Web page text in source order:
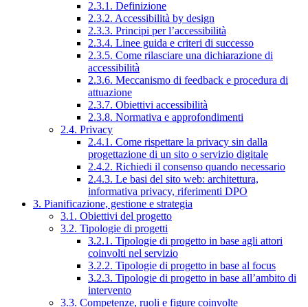
2.3.1. Definizione
2.3.2. Accessibilità by design
2.3.3. Principi per l’accessibilità
2.3.4. Linee guida e criteri di successo
2.3.5. Come rilasciare una dichiarazione di
accessibilità
2.3.6. Meccanismo di feedback e procedura di
attuazione
2.3.7. Obiettivi accessibilità
2.3.8. Normativa e approfondimenti
2.4. Privacy
2.4.1. Come rispettare la privacy sin dalla
progettazione di un sito o servizio digitale
2.4.2. Richiedi il consenso quando necessario
2.4.3. Le basi del sito web: architettura,
informativa privacy, riferimenti DPO
3. Pianificazione, gestione e strategia
3.1. Obiettivi del progetto
3.2. Tipologie di progetti
3.2.1. Tipologie di progetto in base agli attori
coinvolti nel servizio
3.2.2. Tipologie di progetto in base al focus
3.2.3. Tipologie di progetto in base all’ambito di
intervento
3.3. Competenze, ruoli e figure coinvolte